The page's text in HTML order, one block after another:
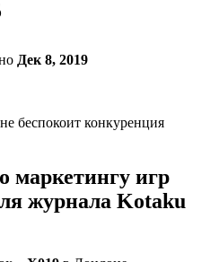
Дек 8, 2019
маркетингу игр
журнала Kotaku